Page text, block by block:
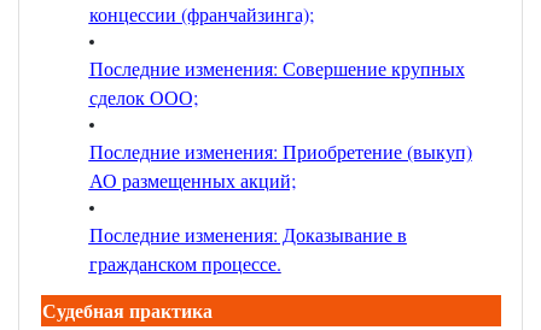
концессии (франчайзинга);
Последние изменения: Совершение крупных
сделок ООО;
Последние изменения: Приобретение (выкуп)
АО размещенных акций;
Последние изменения: Доказывание в
гражданском процессе.
Судебная практика